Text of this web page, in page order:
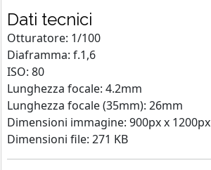
Dati tecnici
Otturatore: 1/100
Diaframma: f.1,6
ISO: 80
Lunghezza focale: 4.2mm
Lunghezza focale (35mm): 26mm
Dimensioni immagine: 900px x 1200px
Dimensioni file: 271 KB